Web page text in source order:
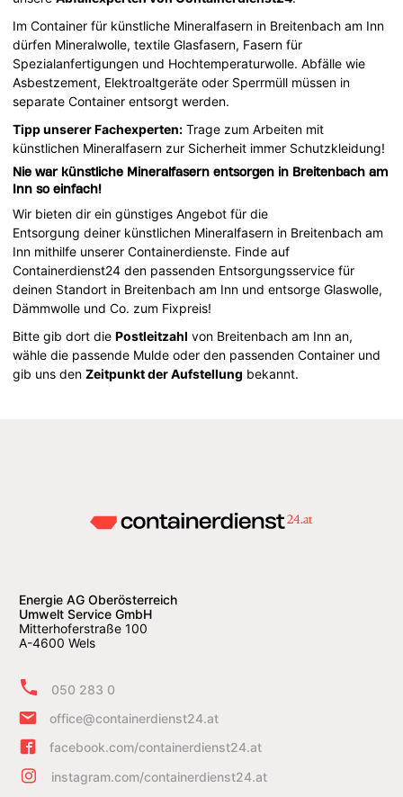
Im Container für künstliche Mineralfasern in Breitenbach am Inn
dürfen Mineralwolle, textile Glasfasern, Fasern für
Spezialanfertigungen und Hochtemperaturwolle. Abfälle wie
Asbestzement, Elektroaltgeräte oder Sperrmüll müssen in
separate Container entsorgt werden.
Tipp unserer Fachexperten: Trage zum Arbeiten mit
künstlichen Mineralfasern zur Sicherheit immer Schutzkleidung!
Nie war künstliche Mineralfasern entsorgen in Breitenbach am
Inn so einfach!
Wir bieten dir ein günstiges Angebot für die
Entsorgung deiner künstlichen Mineralfasern in Breitenbach am
Inn mithilfe unserer Containerdienste. Finde auf
Containerdienst24 den passenden Entsorgungsservice für
deinen Standort in Breitenbach am Inn und entsorge Glaswolle,
Dämmwolle und Co. zum Fixpreis!
Bitte gib dort diePostleitzahl von Breitenbach am Inn an,
wähle die passende Mulde oder den passenden Container und
gib uns denZeitpunkt der Aufstellung bekannt.
Energie AG Oberösterreich
Umwelt Service GmbH
Mitterhoferstraße 100
A-4600 Wels
050 283 0
office@containerdienst24.at
facebook.com/containerdienst24.at
instagram.com/containerdienst24.at